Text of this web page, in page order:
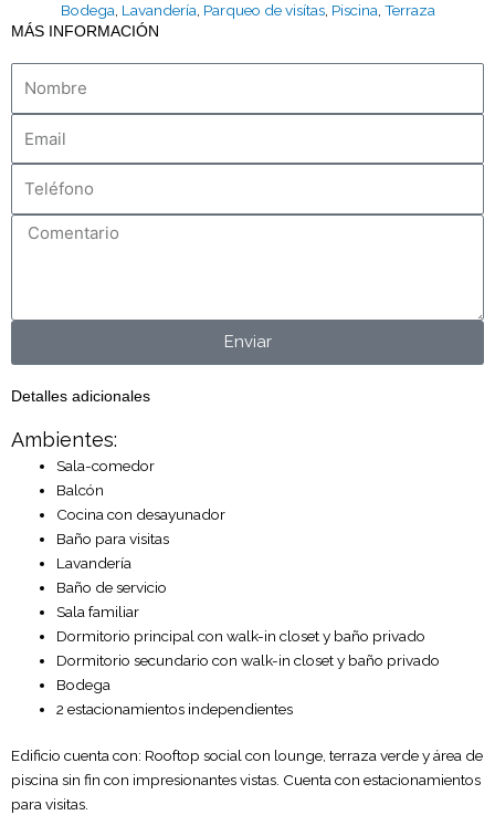
Bodega Lavandería Parqueo de visítas, Piscina Terraza
MÁS INFORMACIÓN
Comentario
Enviar
Detalles adicionales
Ambientes:
Sala-comedor
Balcón
Cocina con desayunador
Baño para visitas
Lavandería
Baño de servicio
Sala familiar
Dormitorio principal con walk-in closet y baño privado
Dormitorio secundario con walk-in closet y baño privado
Bodega
2 estacionamientos independientes
Edificio cuenta con: Rooftop social con lounge, terraza verde y área de
piscina sin fin con impresionantes vistas. Cuenta con estacionamientos
para visitas.